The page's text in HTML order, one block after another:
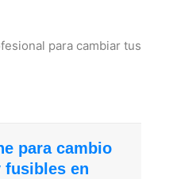
para cambiar tus
para cambio
fusibles en